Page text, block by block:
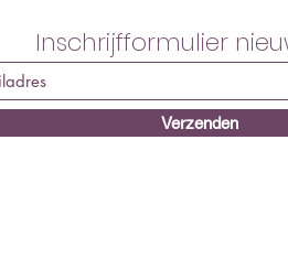
Inschrijfformulier
Verzenden